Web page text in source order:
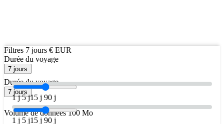
Filtres 7 jours € EUR
Durée du voyage
7 jours
1 j 5 j15 j 90 j
Volume de données 100 Mo
Durée du voyage
7 jours
1 j 5 j15 j 90 j